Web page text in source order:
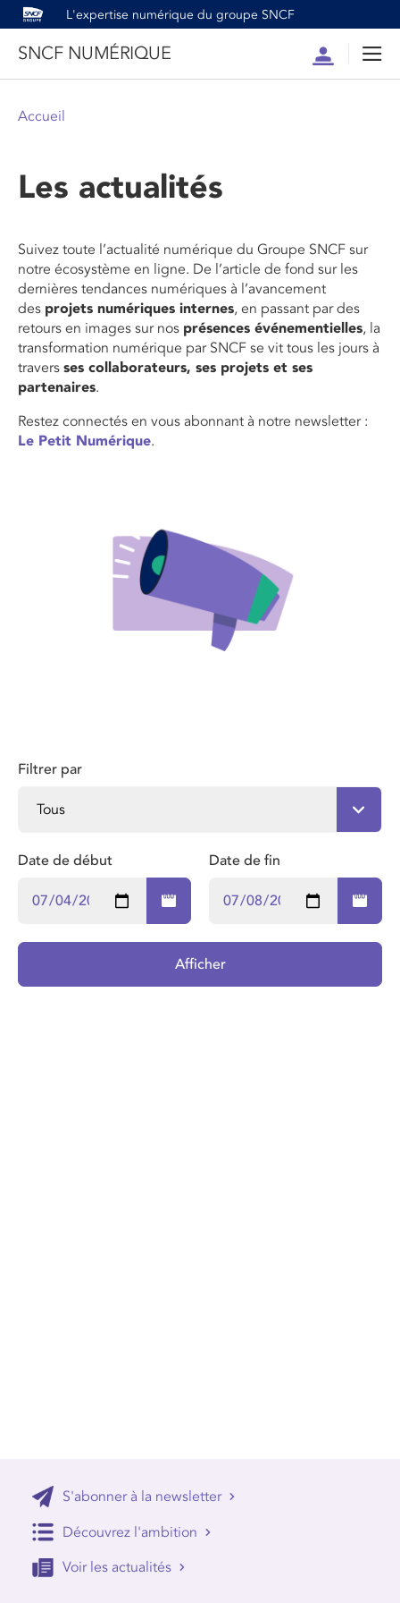
L'expertise numérique du groupe SNCF
SNCF NUMÉRIQUE
Compte
Accueil
Les actualités
Suivez toute l’actualité numérique du Groupe SNCF sur
notre écosystème en ligne. De l’article de fond sur les
dernières tendances numériques à l’avancement
des projets numériques internes, en passant par des
retours en images sur nos présences événementielles, la
transformation numérique par SNCF se vit tous les jours à
travers ses collaborateurs, ses projets et ses
partenaires.
Restez connectés en vous abonnant à notre newsletter :
Le Petit Numérique.
Filtrer par
Date de début Date de fin
Afficher
S'abonner à la newsletter
Découvrez l'ambition
Voir les actualités